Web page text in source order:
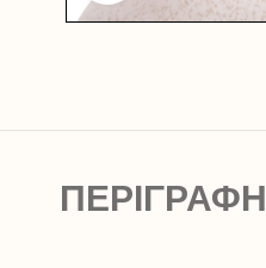
ΠΕΡΙΓΡΑΦΉ